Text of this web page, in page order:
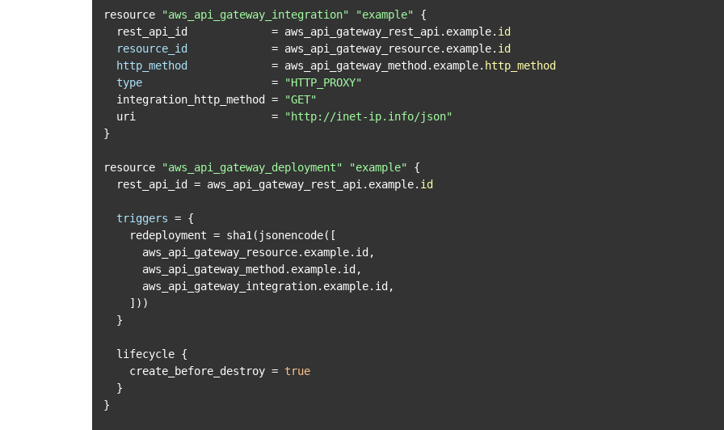
resource "aws_api_gateway_integration" "example" {
  rest_api_id             = aws_api_gateway_rest_api.example.
id
resource_id
= aws_api_gateway_resource.example. id
http_method
= aws_api_gateway_method.example. http_method
type
=
"HTTP_PROXY"
  integration_http_method =
"GET"
  uri                     =
"http://inet-ip.info/json"
}
resource "aws_api_gateway_deployment" "example" {
  rest_api_id = aws_api_gateway_rest_api.example.
id
triggers = {
    create_before_destroy =
true
}